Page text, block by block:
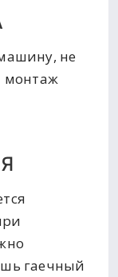
не
монтаж
гаечный